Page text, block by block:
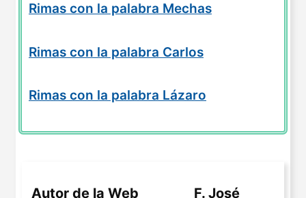
Rimas con la palabra Mechas
Rimas con la palabra Carlos
Rimas con la palabra Lázaro
Autor de la Web F. José